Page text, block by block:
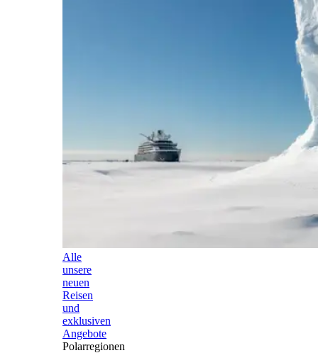
Alle
unsere
neuen
Reisen
und
exklusiven
Angebote
Polarregionen